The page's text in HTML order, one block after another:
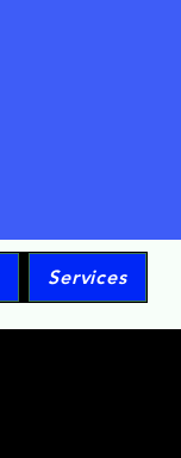
Services